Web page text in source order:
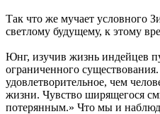
Так что же мучает условного
светлому будущему, к этому
Юнг, изучив жизнь индейцев
ограниченного
удовлетворительное, чем
жизни. Чувство ширящегося
потерянным.» Что мы и